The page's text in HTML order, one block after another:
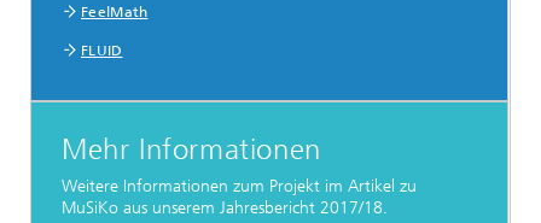
FeelMath
FLUID
Mehr Informationen
Weitere Informationen zum Projekt im Artikel zu
MuSiKo aus unserem Jahresbericht 2017/18.